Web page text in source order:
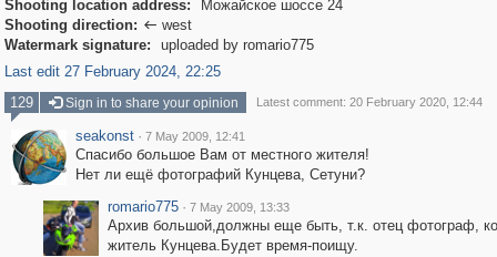
Shooting location address:
Можайское шоссе 24
Shooting direction:  west
Watermark signature:
uploaded by romario775
Last edit 27 February 2024, 22:25
129
Sign in to share your opinion Latest comment: 20 February 2020, 12:44
seakonst · 7 May 2009, 12:41
Спасибо большое Вам от местного жителя!
Нет ли ещё фотографий Кунцева, Сетуни?
romario775 · 7 May 2009, 13:33
Архив большой,должны еще быть, т.к. отец фотограф,
житель Кунцева.Будет время-поищу.